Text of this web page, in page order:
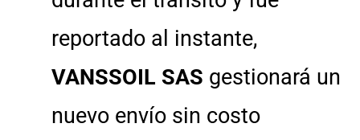
reportado al instante,
VANSSOIL SAS gestionará un
nuevo envío sin costo